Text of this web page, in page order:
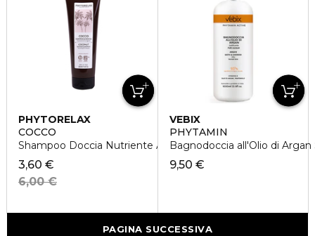
PHYTORELAX
COCCO
Shampoo Doccia Nutriente Avvolgente
3,60 €
6,00 €
VEBIX
PHYTAMIN
Bagnodoccia all'Olio di
9,50 €
PAGINA SUCCESSIVA